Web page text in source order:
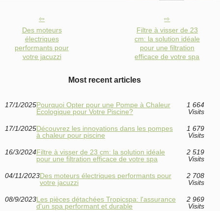
Des moteurs
électriques
performants pour
votre jacuzzi
Filtre à visser de 23
cm: la solution idéale
pour une filtration
efficace de votre spa
Most recent articles
17/1/2025Pourquoi Opter pour une Pompe à Chaleur
Écologique pour Votre Piscine?
1 664
Visits
17/1/2025Découvrez les innovations dans les pompes
à chaleur pour piscine
1 679
Visits
16/3/2024Filtre à visser de 23 cm: la solution idéale
pour une filtration efficace de votre spa
2 519
Visits
04/11/2023Des moteurs électriques performants pour
votre jacuzzi
2 708
Visits
08/9/2023Les pièces détachées Tropicspa: l'assurance
d'un spa performant et durable
2 969
Visits